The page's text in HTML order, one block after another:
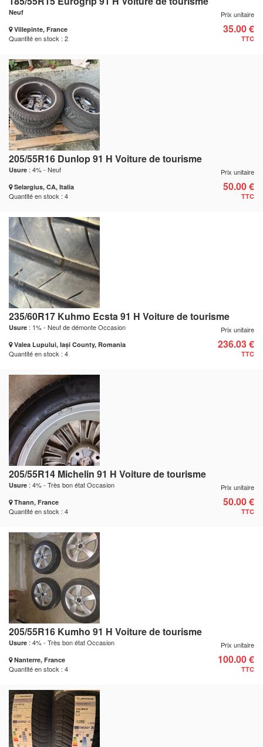
Neuf
Villepinte, France
Quantité en stock : 2
Prix unitaire
35.00 €
TTC
205/55R16 Dunlop 91 H Voiture de tourisme
Usure : 4% - Neuf
Selargius, CA, Italia
Quantité en stock : 4
Prix unitaire
50.00 €
TTC
235/60R17 Kuhmo Ecsta 91 H Voiture de tourisme
Usure : 1% - Neuf de démonte Occasion
Valea Lupului, Iași County, Romania
Quantité en stock : 4
Prix unitaire
236.03 €
TTC
205/55R14 Michelin 91 H Voiture de tourisme
Usure : 4% - Très bon état Occasion
Thann, France
Quantité en stock : 4
Prix unitaire
50.00 €
TTC
205/55R16 Kumho 91 H Voiture de tourisme
Usure : 4% - Très bon état Occasion
Nanterre, France
Quantité en stock : 4
Prix unitaire
100.00 €
TTC